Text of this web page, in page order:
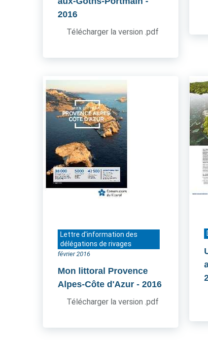
2016
Télécharger la version .pdf
Lettre d'information des
délégations de rivages
février 2016
Mon littoral Provence
Alpes-Côte d'Azur - 2016
Télécharger la version .pdf